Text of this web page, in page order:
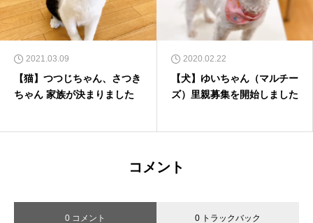
2021.03.09
【猫】つつじちゃん、さつき
ちゃん 家族が決まりました
2020.02.22
【犬】ゆいちゃん（マルチー
ズ）里親募集を開始しました
コメント
0 コメント 0 トラックバック